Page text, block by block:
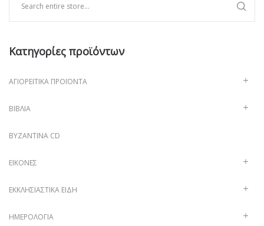
Κατηγορίες προϊόντων
ΑΓΙΟΡΕΊΤΙΚΑ ΠΡΟΪΌΝΤΑ
ΒΙΒΛΊΑ
ΒΥΖΑΝΤΙΝΑ CD
ΕΙΚΌΝΕΣ
ΕΚΚΛΗΣΙΑΣΤΙΚΆ ΕΊΔΗ
ΗΜΕΡΟΛΌΓΙΑ